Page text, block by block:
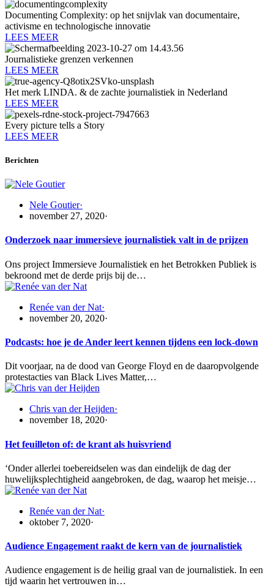
Documenting Complexity: op het snijvlak van documentaire,
activisme en technologische innovatie
LEES MEER
Journalistieke grenzen verkennen
LEES MEER
Het merk LINDA. & de zachte journalistiek in Nederland
LEES MEER
Every picture tells a Story
LEES MEER
Berichten
Nele Goutier·
november 27, 2020·
Onderzoek naar immersieve journalistiek valt in de prijzen
Ons project Immersieve Journalistiek en het Betrokken Publiek is
bekroond met de derde prijs bij de…
Renée van der Nat·
november 20, 2020·
Podcasts: hoe je de Ander leert kennen tijdens een lock-down
Dit voorjaar, na de dood van George Floyd en de daaropvolgende
protestacties van Black Lives Matter,…
Chris van der Heijden·
november 18, 2020·
Het feuilleton of: de krant als huisvriend
‘Onder allerlei toebereidselen was dan eindelijk de dag der
huwelijksplechtigheid aangebroken, de dag, waarop het meisje…
Renée van der Nat·
oktober 7, 2020·
Audience Engagement raakt de kern van de journalistiek
Audience engagement is de heilig graal van de journalistiek. In een
tijd waarin het vertrouwen in…